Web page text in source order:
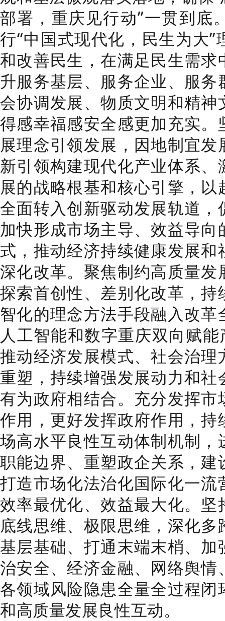
部署，重庆见行动”一贯到底
行“中国式现代化，民生为大
和改善民生，在满足民生需
升服务基层、服务企业、服
会协调发展、物质文明和精
得感幸福感安全感更加充实
展理念引领发展，因地制宜
新引领构建现代化产业体系
展的战略根基和核心引擎，
全面转入创新驱动发展轨道
加快形成市场主导、效益导
式，推动经济持续健康发展
深化改革。聚焦制约高质量
探索首创性、差别化改革，
智化的理念方法手段融入改
人工智能和数字重庆双向赋
推动经济发展模式、社会治
重塑，持续增强发展动力和
有为政府相结合。充分发挥
作用，更好发挥政府作用，
场高水平良性互动体制机制
职能边界、重塑政企关系，
打造市场化法治化国际化一
效率最优化、效益最大化。
底线思维、极限思维，深化
基层基础、打通末端末梢、
治安全、经济金融、网络舆
各领域风险隐患全量全过程
和高质量发展良性互动。